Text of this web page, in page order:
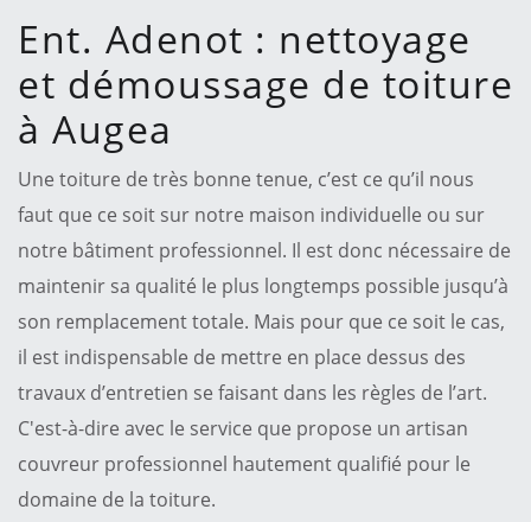
Ent. Adenot : nettoyage
et démoussage de toiture
à Augea
Une toiture de très bonne tenue, c’est ce qu’il nous
faut que ce soit sur notre maison individuelle ou sur
notre bâtiment professionnel. Il est donc nécessaire de
maintenir sa qualité le plus longtemps possible jusqu’à
son remplacement totale. Mais pour que ce soit le cas,
il est indispensable de mettre en place dessus des
travaux d’entretien se faisant dans les règles de l’art.
C'est-à-dire avec le service que propose un artisan
couvreur professionnel hautement qualifié pour le
domaine de la toiture.